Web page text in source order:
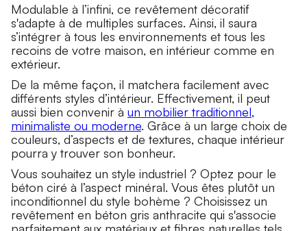
Modulable à l’infini, ce revêtement décoratif
s'adapte à de multiples surfaces. Ainsi, il saura
s’intégrer à tous les environnements et tous les
recoins de votre maison, en intérieur comme en
extérieur.
De la même façon, il matchera facilement avec
différents styles d’intérieur. Effectivement, il peut
aussi bien convenir à un mobilier traditionnel,
minimaliste ou moderne. Grâce à un large choix de
couleurs, d’aspects et de textures, chaque intérieur
pourra y trouver son bonheur.
Vous souhaitez un style industriel ? Optez pour le
béton ciré à l’aspect minéral. Vous êtes plutôt un
inconditionnel du style bohème ? Choisissez un
revêtement en béton gris anthracite qui s'associe